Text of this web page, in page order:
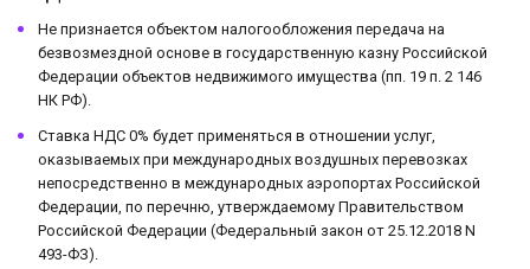
Не признается объектом налогообложения передача на
безвозмездной основе в государственную казну Российской
Федерации объектов недвижимого имущества (пп. 19 п. 2 146
НК РФ).
Ставка НДС 0% будет применяться в отношении услуг,
оказываемых при международных воздушных перевозках
непосредственно в международных аэропортах Российской
Федерации, по перечню, утверждаемому Правительством
Российской Федерации (Федеральный закон от 25.12.2018 N
493-ФЗ).